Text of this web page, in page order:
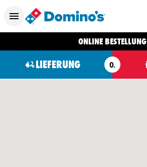
ONLINE BESTELLUNG
LIEFERUNG O.